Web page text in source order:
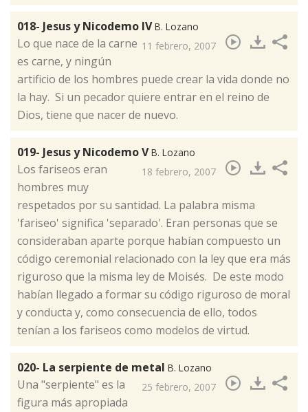
018- Jesus y Nicodemo IVB. Lozano
11 febrero, 2007
​Lo que nace de la carne
es carne, y ningún
artificio de los hombres puede crear la vida donde no
la hay. Si un pecador quiere entrar en el reino de
Dios, tiene que nacer de nuevo.
019- Jesus y Nicodemo VB. Lozano
18 febrero, 2007
​Los fariseos eran
hombres muy
respetados por su santidad. La palabra misma
'fariseo' significa 'separado'. Eran personas que se
consideraban aparte porque habían compuesto un
código ceremonial relacionado con la ley que era más
riguroso que la misma ley de Moisés. De este modo
habían llegado a formar su código riguroso de moral
y conducta y, como consecuencia de ello, todos
tenían a los fariseos como modelos de virtud.
020- La serpiente de metal B. Lozano
25 febrero, 2007
​Una "serpiente" es la
figura más apropiada